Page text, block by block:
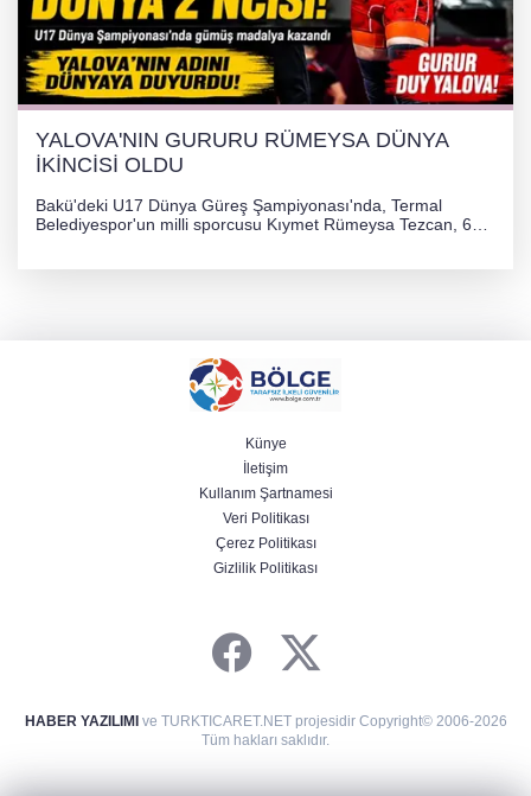
YALOVA'NIN GURURU RÜMEYSA DÜNYA
İKİNCİSİ OLDU
Bakü'deki U17 Dünya Güreş Şampiyonası'nda, Termal
Belediyespor'un milli sporcusu Kıymet Rümeysa Tezcan, 69
Künye
İletişim
Kullanım Şartnamesi
Veri Politikası
Çerez Politikası
Gizlilik Politikası
HABER YAZILIMIve TURKTICARET.NET projesidir Copyright© 2006-2026
Tüm hakları saklıdır.